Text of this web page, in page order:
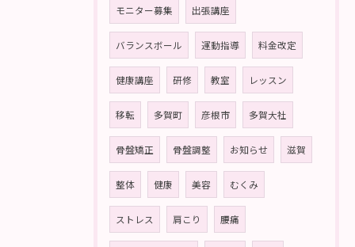
モニター募集 出張講座
バランスボール 運動指導 料金改定
健康講座 研修 教室 レッスン
移転 多賀町 彦根市 多賀大社
骨盤矯正 骨盤調整 お知らせ 滋賀
整体 健康 美容 むくみ
ストレス 肩こり 腰痛